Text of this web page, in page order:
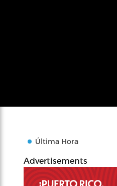
Última Hora
Advertisements